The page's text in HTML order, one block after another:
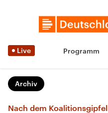
Live Programm
Archiv
Nach dem Koalitionsgipfel